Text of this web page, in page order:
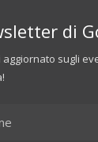
di
aggiornato sugli